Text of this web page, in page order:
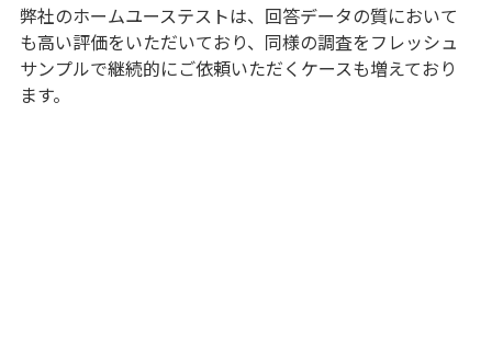
弊社のホームユーステストは、回答データの質において
も高い評価をいただいており、同様の調査をフレッシュ
サンプルで継続的にご依頼いただくケースも増えており
ます。